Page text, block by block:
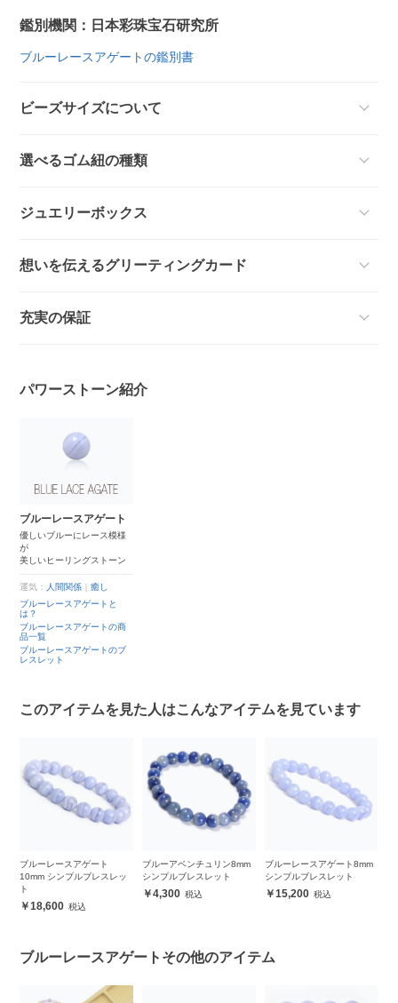
鑑別機関：日本彩珠宝石研究所
ブルーレースアゲートの鑑別書
ビーズサイズについて
選べるゴム紐の種類
ジュエリーボックス
想いを伝えるグリーティングカード
充実の保証
パワーストーン紹介
ブルーレースアゲート
優しいブルーにレース模様
が
美しいヒーリングストーン
運気： 人間関係 ｜癒し
ブルーレースアゲートと
は？
ブルーレースアゲートの商
品一覧
ブルーレースアゲートのブ
レスレット
このアイテムを見た人はこんなアイテムを見ています
ブルーレースアゲート
10mm シンプルブレスレッ
ト
18,600
ブルーアベンチュリン8mm
シンプルブレスレット
4,300
ブルーレースアゲート8mm
シンプルブレスレット
15,200
ブルーレースアゲートその他のアイテム